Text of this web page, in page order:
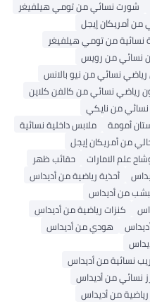
شورت نسائي من تومي هيلفيغر
أمريكان إيجل
نسائية من تومي هيلفيغر
نسائي من رويس
رياضي نسائي من نيو بالانس
رياضي نسائي من كالفن كلاين
من نايكي
أمومة
ملابس داخلية نسائية
من أمريكان إيجل
علم الامارات
حقائب ظهر
أحذية رياضية من أديداس
من أديداس
كنزات رياضية من أديداس
هودي من أديداس
نسائية من أديداس
نسائي من أديداس
من أديداس